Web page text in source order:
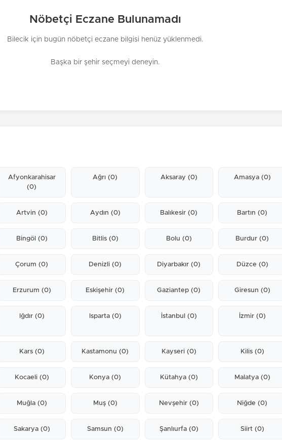
Nöbetçi Eczane Bulunamadı
Bilecik için bugün nöbetçi eczane bilgisi henüz yüklenmedi.
Başka bir şehir seçmeyi deneyin.
Afyonkarahisar
(0)
Ağrı(0) Aksaray (0) Amasya (0)
Artvin (0) Aydın (0) Balıkesir(0) Bartın(0)
Bingöl (0) Bitlis (0) Bolu (0) Burdur(0)
Çorum(0) Denizli(0) Diyarbakır(0) Düzce (0)
Erzurum (0) Eskişehir(0) Gaziantep(0) Giresun (0)
Iğdır (0) Isparta (0) İstanbul (0) İzmir (0)
Kars (0) Kastamonu(0) Kayseri (0) Kilis (0)
Kocaeli (0) Konya(0) Kütahya (0) Malatya (0)
Muğla (0) Muş (0) Nevşehir (0) Niğde(0)
Sakarya (0) Samsun (0) Şanlıurfa (0) Siirt (0)